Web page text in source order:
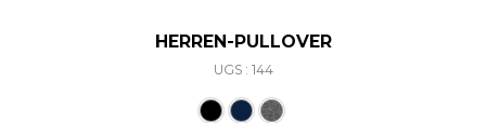
HERREN-PULLOVER
UGS : 144